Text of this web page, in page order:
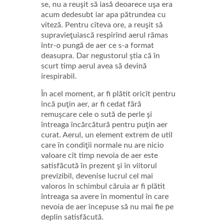
se, nu a reuşit să iasă deoarece uşa era
acum dedesubt iar apa pătrundea cu
viteză. Pentru cîteva ore, a reuşit să
supravieţuiască respirînd aerul rămas
într-o pungă de aer ce s-a format
deasupra. Dar negustorul ştia că în
scurt timp aerul avea să devină
irespirabil.
În acel moment, ar fi plătit oricît pentru
încă puţin aer, ar fi cedat fără
remuşcare cele o sută de perle şi
întreaga încărcătură pentru puţin aer
curat. Aerul, un element extrem de util
care în condiţii normale nu are nicio
valoare cît timp nevoia de aer este
satisfăcută în prezent şi în viitorul
previzibil, devenise lucrul cel mai
valoros în schimbul căruia ar fi plătit
întreaga sa avere în momentul în care
nevoia de aer începuse să nu mai fie pe
deplin satisfăcută.